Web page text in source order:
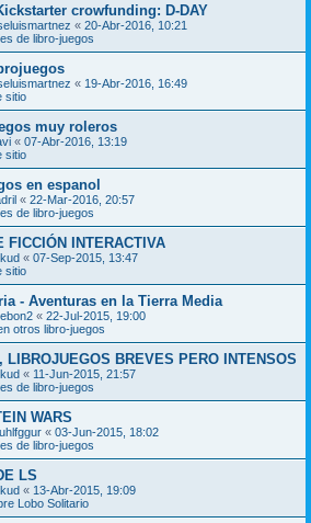
crowfunding: D-DAY
« 20-Abr-2016, 10:21
de libro-juegos
« 19-Abr-2016, 16:49
sitio
muy roleros
« 07-Abr-2016, 13:19
sitio
en espanol
« 22-Mar-2016, 20:57
de libro-juegos
FICCIÓN INTERACTIVA
« 07-Sep-2015, 13:47
sitio
- Aventuras en la Tierra Media
« 22-Jul-2015, 19:00
otros libro-juegos
LIBROJUEGOS BREVES PERO INTENSOS
« 11-Jun-2015, 21:57
de libro-juegos
WARS
« 03-Jun-2015, 18:02
de libro-juegos
LS
« 13-Abr-2015, 19:09
Lobo Solitario